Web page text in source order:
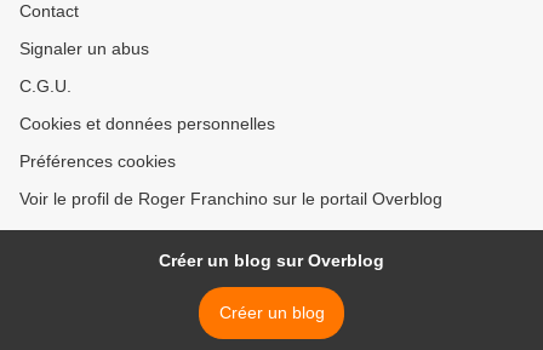
Contact
Signaler un abus
C.G.U.
Cookies et données personnelles
Préférences cookies
Voir le profil de Roger Franchino sur le portail Overblog
Créer un blog sur Overblog
Créer un blog